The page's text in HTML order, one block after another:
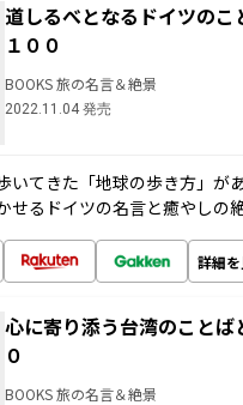
道しるべとなるドイツのこ
１００
BOOKS 旅の名言＆絶景
2022.11.04 発売
いてきた「地球の歩き方」が
せるドイツの名言と癒やしの
詳細
心に寄り添う台湾のことば
０
BOOKS 旅の名言＆絶景